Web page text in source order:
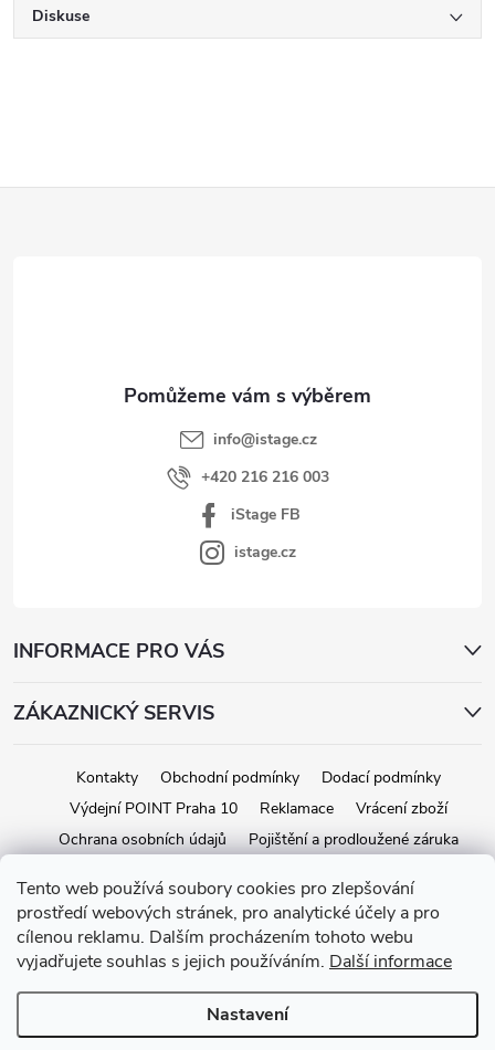
Tento web používá soubory cookies pro zlepšování
prostředí webových stránek, pro analytické účely a pro
cílenou reklamu. Dalším procházením tohoto webu
vyjadřujete souhlas s jejich používáním. Další informace
Nastavení
Diskuse
info@istage.cz
+420 216 216 003
iStage FB
istage.cz
INFORMACE PRO VÁS
ZÁKAZNICKÝ SERVIS
Kontakty Obchodní podmínky
Dodací podmínky
Výdejní POINT Praha 10
Reklamace
Vrácení zboží
Ochrana osobních údajů
Pojištění a prodloužené záruka
Vytvořil Shoptet
Copyright 2026iStage.cz. Všechna práva vyhrazena.Upravit nastavení
cookies